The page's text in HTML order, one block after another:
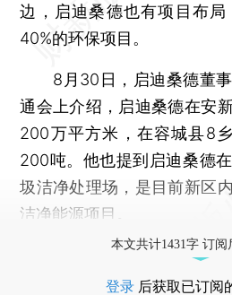
边，启迪桑德也有项目布
40%的环保项目。
8月30日，启迪桑德董事
通会上介绍，启迪桑德在安
200万平方米，在容城县8
200吨。他也提到启迪桑德
圾洁净处理场，是目前新区
洁净能源项目。
本文共计1431字 订阅
登录 后获取已订阅